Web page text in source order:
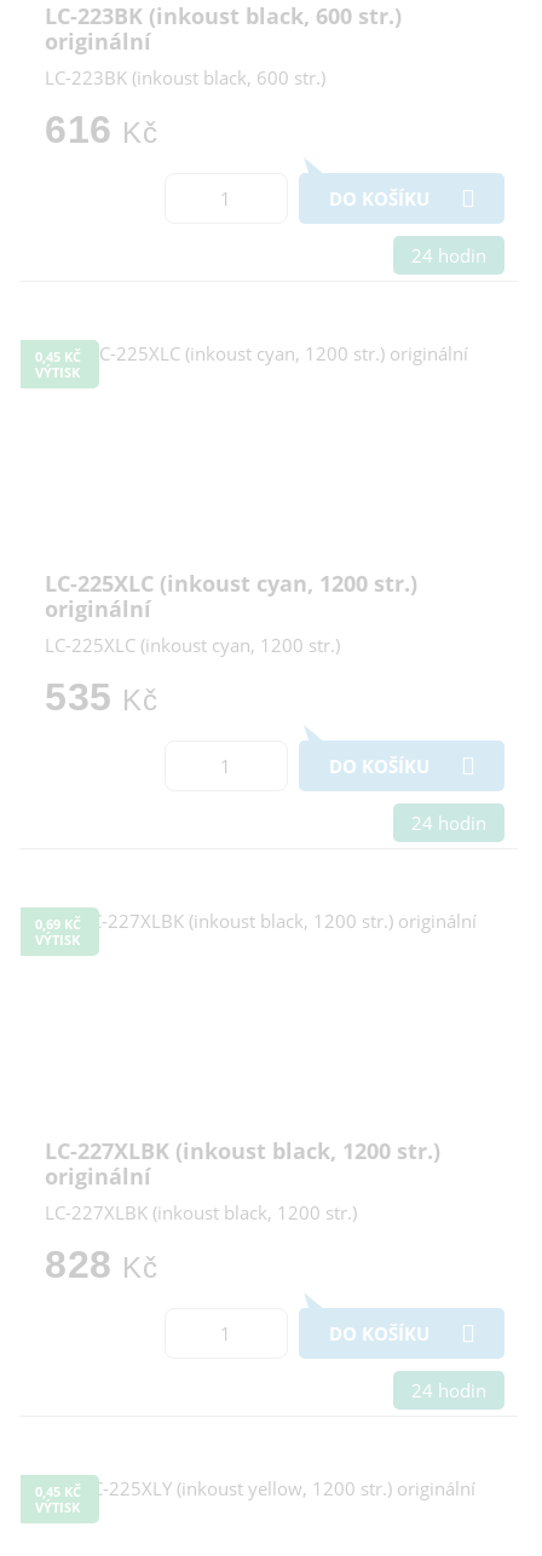
LC-223BK (inkoust black, 600 str.)
originální
LC-223BK (inkoust black, 600 str.)
616 Kč
DO KOŠÍKU
24 hodin
0,45 KČ
VÝTISK
LC-225XLC (inkoust cyan, 1200 str.)
originální
LC-225XLC (inkoust cyan, 1200 str.)
535 Kč
DO KOŠÍKU
24 hodin
0,69 KČ
VÝTISK
LC-227XLBK (inkoust black, 1200 str.)
originální
LC-227XLBK (inkoust black, 1200 str.)
828 Kč
DO KOŠÍKU
24 hodin
0,45 KČ
VÝTISK